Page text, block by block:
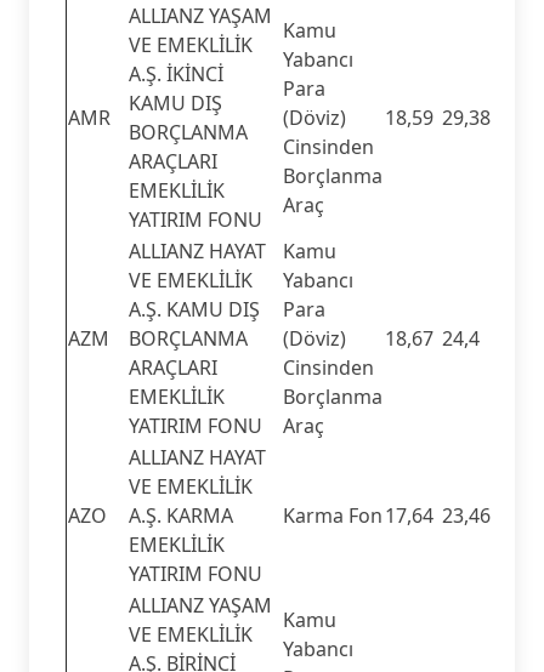
AMR
ALLIANZ YAŞAM
VE EMEKLİLİK
A.Ş. İKİNCİ
KAMU DIŞ
BORÇLANMA
ARAÇLARI
EMEKLİLİK
YATIRIM FONU
Kamu
Yabancı
Para
(Döviz)
Cinsinden
Borçlanma
Araç
18,59 29,38
AZM
ALLIANZ HAYAT
VE EMEKLİLİK
A.Ş. KAMU DIŞ
BORÇLANMA
ARAÇLARI
EMEKLİLİK
YATIRIM FONU
Kamu
Yabancı
Para
(Döviz)
Cinsinden
Borçlanma
Araç
18,67 24,4
AZO
ALLIANZ HAYAT
VE EMEKLİLİK
A.Ş. KARMA
EMEKLİLİK
YATIRIM FONU
Karma Fon17,64 23,46
ALLIANZ YAŞAM
VE EMEKLİLİK
A.Ş. BİRİNCİ
Kamu
Yabancı